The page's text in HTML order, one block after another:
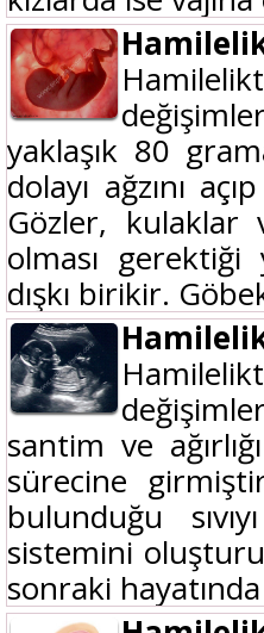
yaklaşık 80
dolayı ağzını
Gözler, kulaklar
olması gerektiği
dışkı birikir.
santim ve
sürecine
bulunduğu
sistemini
sonraki